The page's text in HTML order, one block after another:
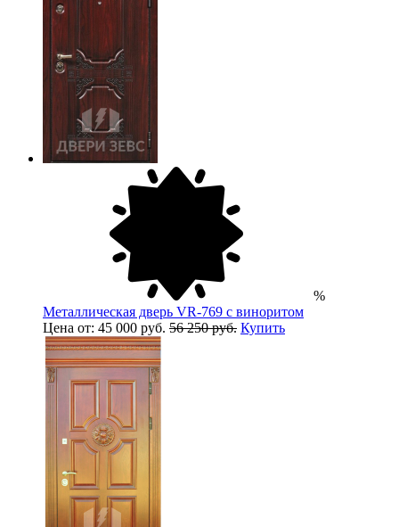
%
Металлическая дверь VR-769 с виноритом
Цена от: 45 000 руб. 56 250 руб. Купить